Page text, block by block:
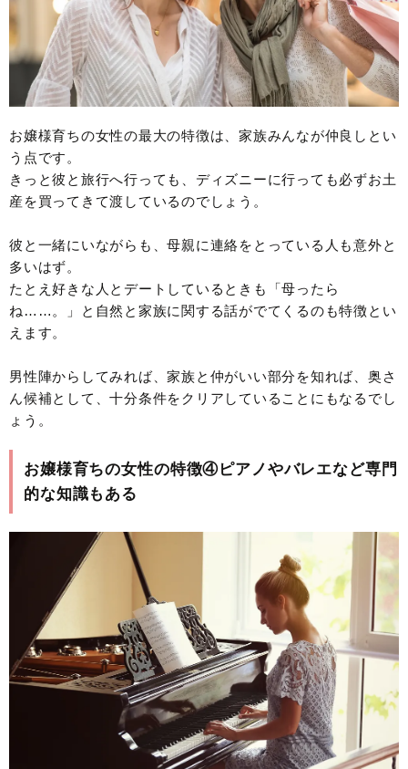
お嬢様育ちの女性の最大の特徴は、家族みんなが仲良しとい
う点です。
きっと彼と旅行へ行っても、ディズニーに行っても必ずお土
産を買ってきて渡しているのでしょう。
彼と一緒にいながらも、母親に連絡をとっている人も意外と
多いはず。
たとえ好きな人とデートしているときも「母ったら
ね……。」と自然と家族に関する話がでてくるのも特徴とい
えます。
男性陣からしてみれば、家族と仲がいい部分を知れば、奥さ
ん候補として、十分条件をクリアしていることにもなるでし
ょう。
お嬢様育ちの女性の特徴④ピアノやバレエなど専門
的な知識もある